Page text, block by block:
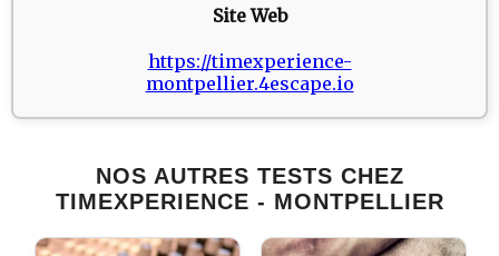
Site Web
https://timexperience-
montpellier.4escape.io
NOS AUTRES TESTS CHEZ
TIMEXPERIENCE - MONTPELLIER